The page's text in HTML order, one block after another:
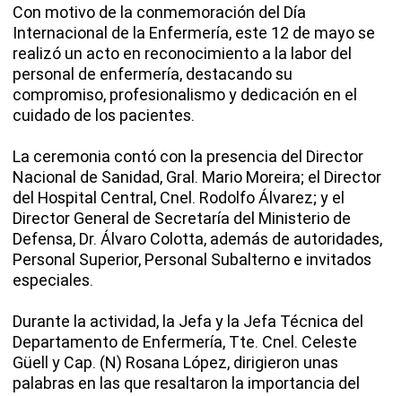
Con motivo de la conmemoración del Día
Internacional de la Enfermería, este 12 de mayo se
realizó un acto en reconocimiento a la labor del
personal de enfermería, destacando su
compromiso, profesionalismo y dedicación en el
cuidado de los pacientes.
La ceremonia contó con la presencia del Director
Nacional de Sanidad, Gral. Mario Moreira; el Director
del Hospital Central, Cnel. Rodolfo Álvarez; y el
Director General de Secretaría del Ministerio de
Defensa, Dr. Álvaro Colotta, además de autoridades,
Personal Superior, Personal Subalterno e invitados
especiales.
Durante la actividad, la Jefa y la Jefa Técnica del
Departamento de Enfermería, Tte. Cnel. Celeste
Güell y Cap. (N) Rosana López, dirigieron unas
palabras en las que resaltaron la importancia del